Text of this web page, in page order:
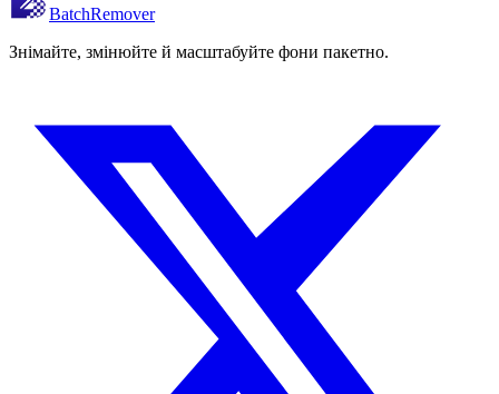
BatchRemover
Знімайте, змінюйте й масштабуйте фони пакетно.